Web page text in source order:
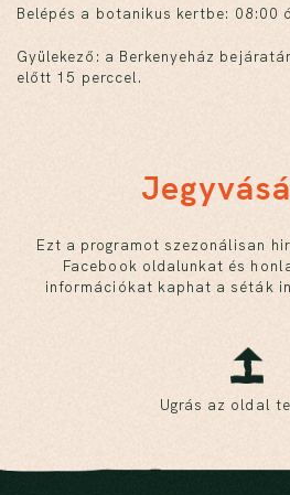
Belépés a botanikus kertbe: 08:00
Gyülekező: a Berkenyeház
előtt 15 perccel.
Ezt a programot szezonálisan
Facebook oldalunkat és
információkat kaphat a séták
Ugrás az oldal